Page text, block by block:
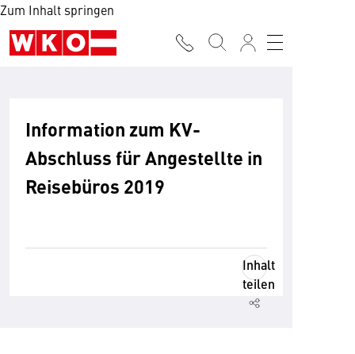
Zum Inhalt springen
Information zum KV-
Abschluss für Angestellte in
Reisebüros 2019
Inhalt
teilen